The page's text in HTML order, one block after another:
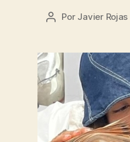
Autor
entrada
Por Javier Rojas